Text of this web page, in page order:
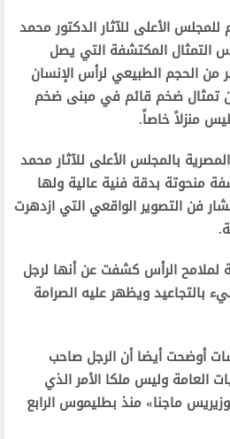
الأعلى للآثار الدكتور محمد
التمثال المكتشفة التي يصل
سم أي أكبر من الحجم الطبيعي لرأس الإنسان
تمثال ضخم قائم في مبنى ضخم
منزلاً خاصاً.
بالمجلس الأعلى للآثار محمد
منحوتة بدقة فنية عالية ولها
فن التصوير الواقعي التي ازدهرت
لملامح الرأس كشفت عن أنها لرجل
ويظهر عليه الصرامة
أوضحت أيضا أن الرجل صاحب
العامة وليس ملكا الأمر الذي
ماجنا» منذ بطليموس الرابع